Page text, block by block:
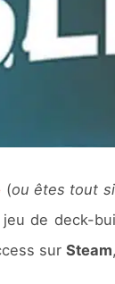
(ou êtes tout
jeu de deck-
sur Steam